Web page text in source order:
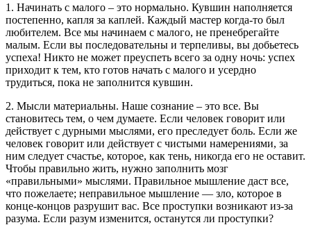
1. Начинать с малого – это нормально. Кувшин наполняется
постепенно, капля за каплей. Каждый мастер когда-то был
любителем. Все мы начинаем с малого, не пренебрегайте
малым. Если вы последовательны и терпеливы, вы добьетесь
успеха! Никто не может преуспеть всего за одну ночь: успех
приходит к тем, кто готов начать с малого и усердно
трудиться, пока не заполнится кувшин.
2. Мысли материальны. Наше сознание – это все. Вы
становитесь тем, о чем думаете. Если человек говорит или
действует с дурными мыслями, его преследует боль. Если же
человек говорит или действует с чистыми намерениями, за
ним следует счастье, которое, как тень, никогда его не оставит.
Чтобы правильно жить, нужно заполнить мозг
«правильными» мыслями. Правильное мышление даст все,
что пожелаете; неправильное мышление — зло, которое в
конце-концов разрушит вас. Все проступки возникают из-за
разума. Если разум изменится, останутся ли проступки?